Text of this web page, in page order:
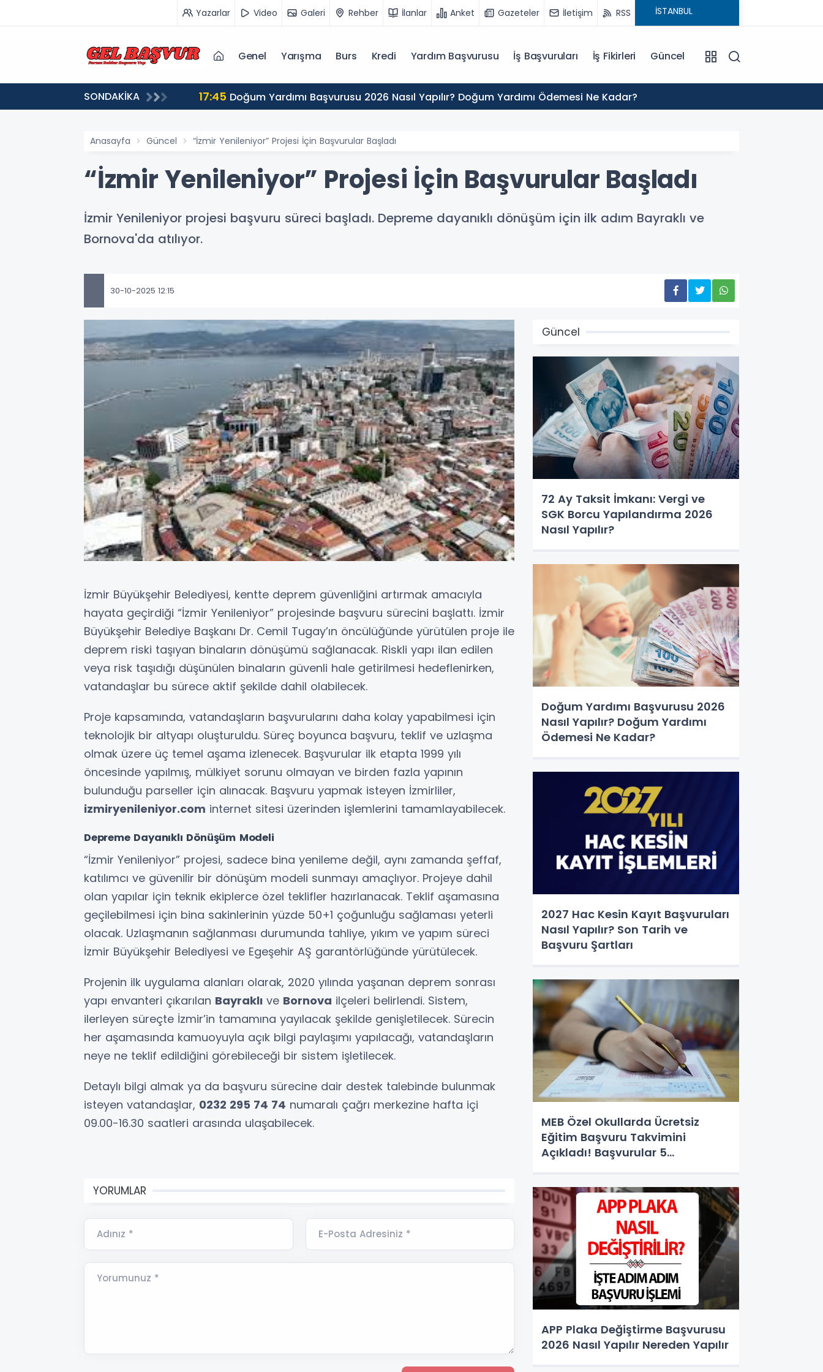
Yazarlar Video Galeri Rehber İlanlar Anket Gazeteler İletişim RSS
Genel Yarışma Burs Kredi Yardım Başvurusu İş Başvuruları İş Fikirleri Güncel
SONDAKİKA 17:45 Doğum Yardımı Başvurusu 2026 Nasıl Yapılır? Doğum Yardımı Ödemesi Ne Kadar?
Anasayfa Güncel “İzmir Yenileniyor” Projesi İçin Başvurular Başladı
“İzmir Yenileniyor” Projesi İçin Başvurular Başladı
İzmir Yenileniyor projesi başvuru süreci başladı. Depreme dayanıklı dönüşüm için ilk adım Bayraklı ve
Bornova'da atılıyor.
30-10-2025 12:15
İzmir Büyükşehir Belediyesi, kentte deprem güvenliğini artırmak amacıyla
hayata geçirdiği “İzmir Yenileniyor” projesinde başvuru sürecini başlattı. İzmir
Büyükşehir Belediye Başkanı Dr. Cemil Tugay’ın öncülüğünde yürütülen proje ile
deprem riski taşıyan binaların dönüşümü sağlanacak. Riskli yapı ilan edilen
veya risk taşıdığı düşünülen binaların güvenli hale getirilmesi hedeflenirken,
vatandaşlar bu sürece aktif şekilde dahil olabilecek.
Proje kapsamında, vatandaşların başvurularını daha kolay yapabilmesi için
teknolojik bir altyapı oluşturuldu. Süreç boyunca başvuru, teklif ve uzlaşma
olmak üzere üç temel aşama izlenecek. Başvurular ilk etapta 1999 yılı
öncesinde yapılmış, mülkiyet sorunu olmayan ve birden fazla yapının
bulunduğu parseller için alınacak. Başvuru yapmak isteyen İzmirliler,
izmiryenileniyor.com internet sitesi üzerinden işlemlerini tamamlayabilecek.
Depreme Dayanıklı Dönüşüm Modeli
“İzmir Yenileniyor” projesi, sadece bina yenileme değil, aynı zamanda şeffaf,
katılımcı ve güvenilir bir dönüşüm modeli sunmayı amaçlıyor. Projeye dahil
olan yapılar için teknik ekiplerce özel teklifler hazırlanacak. Teklif aşamasına
geçilebilmesi için bina sakinlerinin yüzde 50+1 çoğunluğu sağlaması yeterli
olacak. Uzlaşmanın sağlanması durumunda tahliye, yıkım ve yapım süreci
İzmir Büyükşehir Belediyesi ve Egeşehir AŞ garantörlüğünde yürütülecek.
Projenin ilk uygulama alanları olarak, 2020 yılında yaşanan deprem sonrası
yapı envanteri çıkarılan Bayraklı ve Bornova ilçeleri belirlendi. Sistem,
ilerleyen süreçte İzmir’in tamamına yayılacak şekilde genişletilecek. Sürecin
her aşamasında kamuoyuyla açık bilgi paylaşımı yapılacağı, vatandaşların
neye ne teklif edildiğini görebileceği bir sistem işletilecek.
Detaylı bilgi almak ya da başvuru sürecine dair destek talebinde bulunmak
isteyen vatandaşlar, 0232 295 74 74 numaralı çağrı merkezine hafta içi
09.00-16.30 saatleri arasında ulaşabilecek.
YORUMLAR
Adınız * E-Posta Adresiniz *
Yorumunuz *
Güncel
72 Ay Taksit İmkanı: Vergi ve
SGK Borcu Yapılandırma 2026
Nasıl Yapılır?
Doğum Yardımı Başvurusu 2026
Nasıl Yapılır? Doğum Yardımı
Ödemesi Ne Kadar?
2027 Hac Kesin Kayıt Başvuruları
Nasıl Yapılır? Son Tarih ve
Başvuru Şartları
MEB Özel Okullarda Ücretsiz
Eğitim Başvuru Takvimini
Açıkladı! Başvurular 5
APP Plaka Değiştirme Başvurusu
2026 Nasıl Yapılır Nereden Yapılır